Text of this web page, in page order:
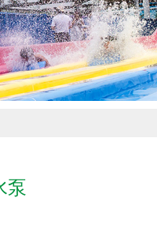
泵